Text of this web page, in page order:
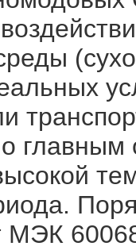
МЭК